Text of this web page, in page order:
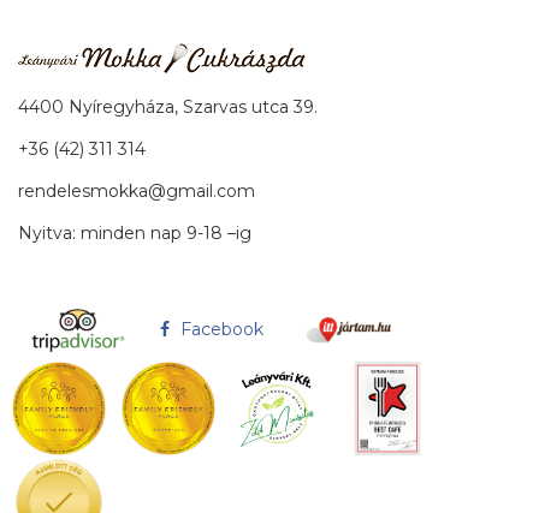
4400 Nyíregyháza, Szarvas utca 39.
+36 (42) 311 314
rendelesmokka@gmail.com
Nyitva: minden nap 9-18 –ig
Facebook